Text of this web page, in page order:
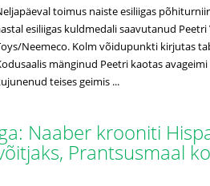
toimus naiste esiliigas
esiliigas kuldmedali saavutanud
Neemeco. Kolm võidupunkti kirjutas
mänginud Peetri kaotas
teises geimis ...
Naaber krooniti
Prantsusmaal